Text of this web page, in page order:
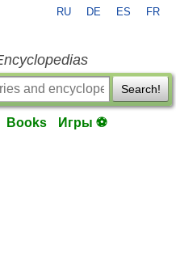
RU DE ES FR
Search!
Books Игры ⚽